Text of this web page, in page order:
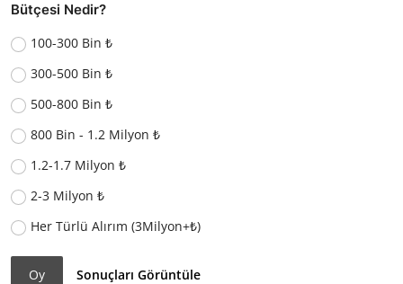
Bütçesi Nedir?
100-300 Bin ₺
300-500 Bin ₺
500-800 Bin ₺
800 Bin - 1.2 Milyon ₺
1.2-1.7 Milyon ₺
2-3 Milyon ₺
Her Türlü Alırım (3Milyon+₺)
Oy Sonuçları Görüntüle